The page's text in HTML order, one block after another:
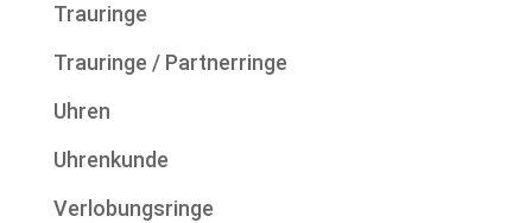
Trauringe
Trauringe / Partnerringe
Uhren
Uhrenkunde
Verlobungsringe